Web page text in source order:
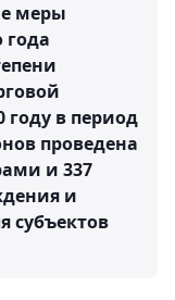
меры
года
году в период
проведена
и 337
и
субъектов